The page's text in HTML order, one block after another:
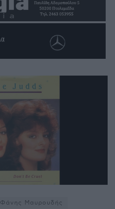
Φάνης Μαυρουδής